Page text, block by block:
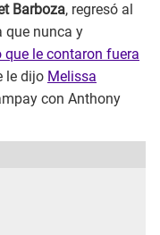
Barboza, regresó al
que nunca y
le contaron fuera
le dijo Melissa
con Anthony